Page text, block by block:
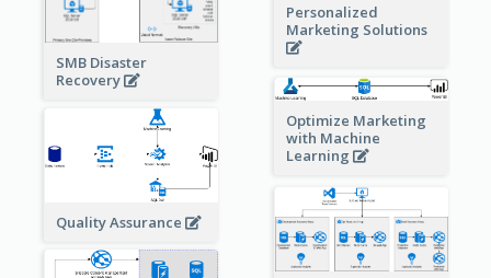
Personalized
Marketing Solutions
SMB Disaster
Recovery
Optimize Marketing
with Machine
Learning
Quality Assurance